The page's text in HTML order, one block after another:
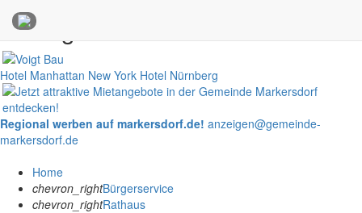
Anzeigen
Hotel Manhattan New York Hotel Nürnberg
Regional werben auf markersdorf.de! anzeigen@gemeinde-
markersdorf.de
Home
chevron_rightBürgerservice
chevron_rightRathaus